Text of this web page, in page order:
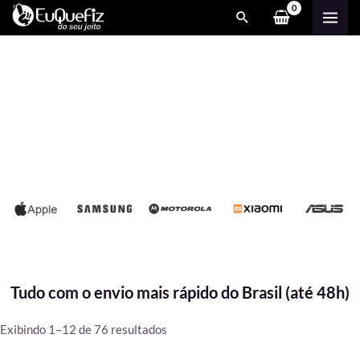
Tudo com o envio mais rápido do Brasil (até 48h)
Exibindo 1–12 de 76 resultados